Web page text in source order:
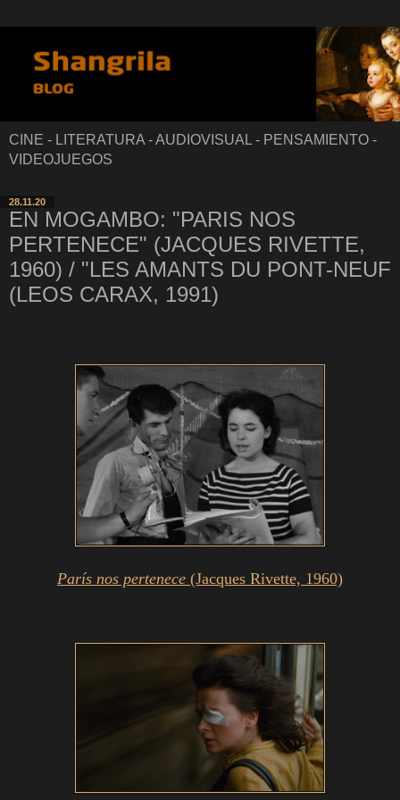
CINE - LITERATURA - AUDIOVISUAL - PENSAMIENTO -
VIDEOJUEGOS
28.11.20
EN MOGAMBO: "PARIS NOS
PERTENECE" (JACQUES RIVETTE,
1960) / "LES AMANTS DU PONT-NEUF
(LEOS CARAX, 1991)
París nos pertenece (Jacques Rivette, 1960)